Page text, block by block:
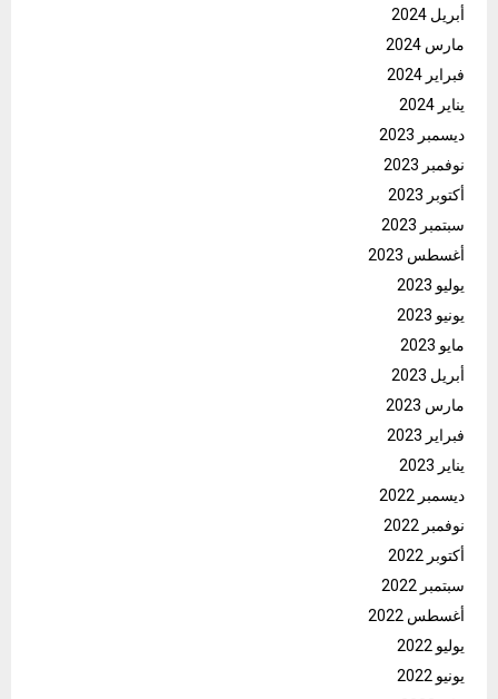
أبريل 2024
مارس 2024
فبراير 2024
يناير 2024
ديسمبر 2023
نوفمبر 2023
أكتوبر 2023
سبتمبر 2023
أغسطس 2023
يوليو 2023
يونيو 2023
مايو 2023
أبريل 2023
مارس 2023
فبراير 2023
يناير 2023
ديسمبر 2022
نوفمبر 2022
أكتوبر 2022
سبتمبر 2022
أغسطس 2022
يوليو 2022
يونيو 2022